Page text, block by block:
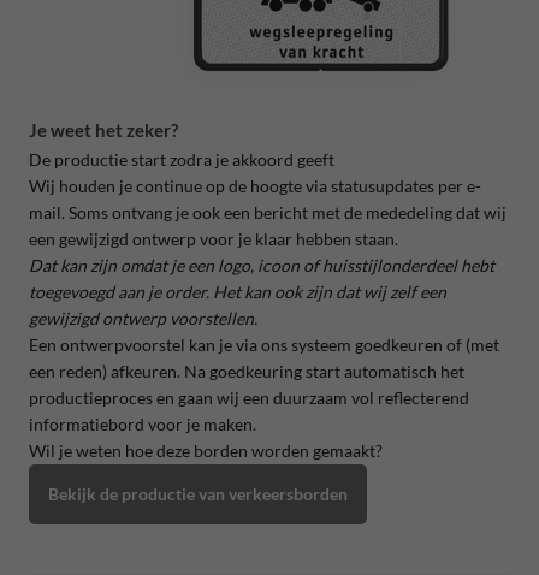
Je weet het zeker?
De productie start zodra je akkoord geeft
Wij houden je continue op de hoogte via statusupdates per e-
mail. Soms ontvang je ook een bericht met de mededeling dat wij
een gewijzigd ontwerp voor je klaar hebben staan.
Dat kan zijn omdat je een logo, icoon of huisstijlonderdeel hebt
toegevoegd aan je order. Het kan ook zijn dat wij zelf een
gewijzigd ontwerp voorstellen.
Een ontwerpvoorstel kan je via ons systeem goedkeuren of(met
een reden) afkeuren. Na goedkeuring start automatisch het
productieproces en gaan wij een duurzaam vol reflecterend
informatiebord voor je maken.
Wil je weten hoe deze borden worden gemaakt?
Bekijk de productie van verkeersborden